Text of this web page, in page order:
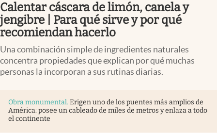
Colombia
Calentar cáscara de limón, canela y
jengibre | Para qué sirve y por qué
recomiendan hacerlo
Una combinación simple de ingredientes naturales
concentra propiedades que explican por qué muchas
personas la incorporan a sus rutinas diarias.
Obra monumental. Erigen uno de los puentes más amplios de
América: posee un cableado de miles de metros y enlaza a todo
el continente